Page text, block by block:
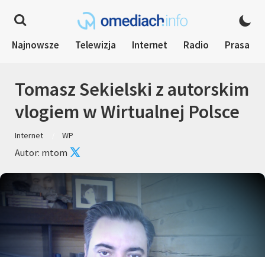
Najnowsze Telewizja Internet Radio Prasa
Tomasz Sekielski z autorskim
vlogiem w Wirtualnej Polsce
Internet WP
Autor: mtom